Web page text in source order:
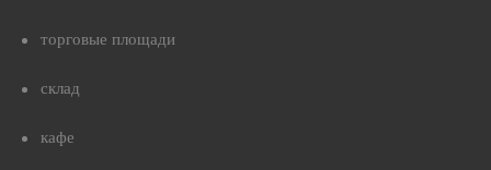
торговые площади
склад
кафе